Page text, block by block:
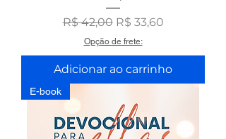
Preço normal
R$ 42,00 Preço promocional
R$ 33,60
Opção de frete:
Adicionar ao carrinho
E-book